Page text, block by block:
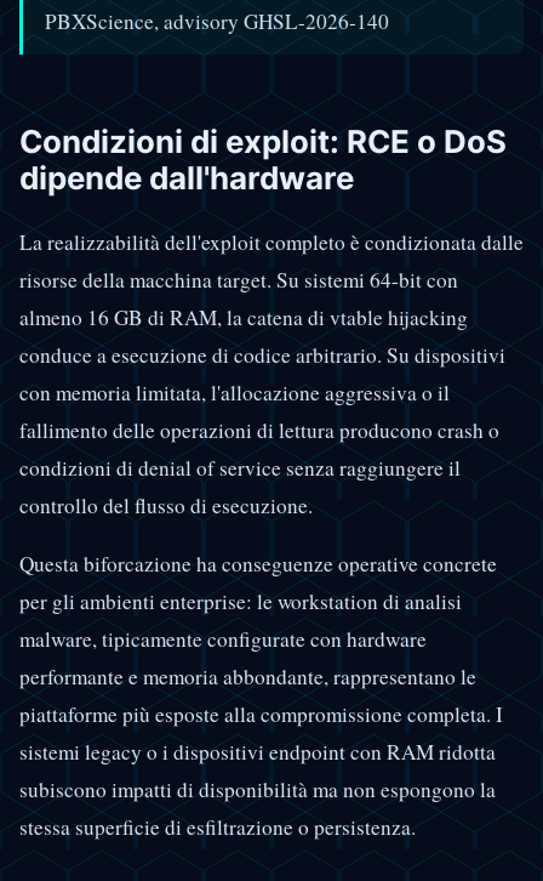
PBXScience, advisory GHSL-2026-140
Condizioni di exploit: RCE o DoS
dipende dall'hardware
La realizzabilità dell'exploit completo è condizionata dalle
risorse della macchina target. Su sistemi 64-bit con
almeno 16 GB di RAM, la catena di vtable hijacking
conduce a esecuzione di codice arbitrario. Su dispositivi
con memoria limitata, l'allocazione aggressiva o il
fallimento delle operazioni di lettura producono crash o
condizioni di denial of service senza raggiungere il
controllo del flusso di esecuzione.
Questa biforcazione ha conseguenze operative concrete
per gli ambienti enterprise: le workstation di analisi
malware, tipicamente configurate con hardware
performante e memoria abbondante, rappresentano le
piattaforme più esposte alla compromissione completa. I
sistemi legacy o i dispositivi endpoint con RAM ridotta
subiscono impatti di disponibilità ma non espongono la
stessa superficie di esfiltrazione o persistenza.